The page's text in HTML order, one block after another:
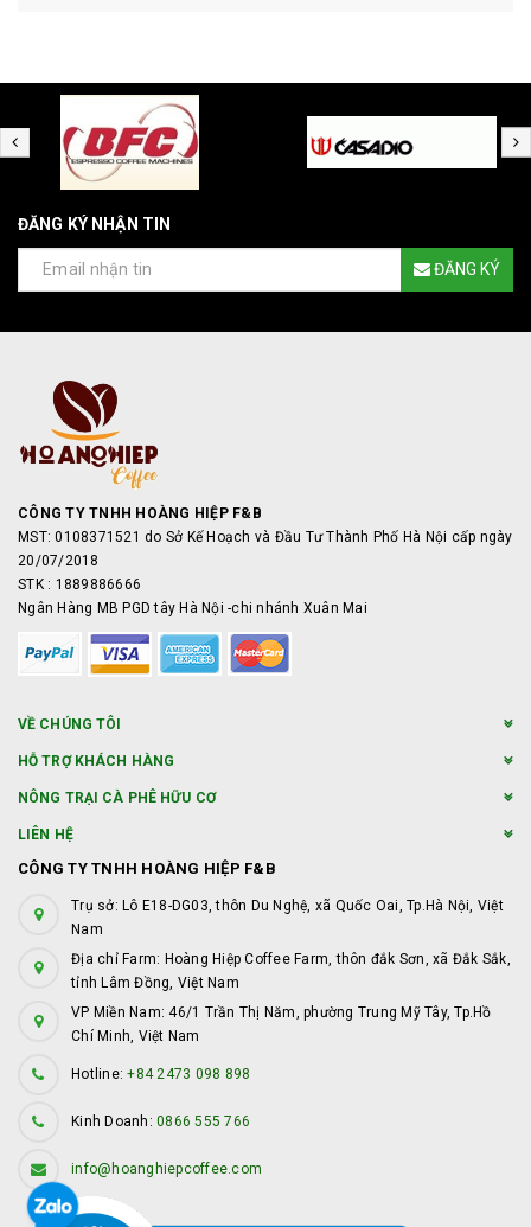
ĐĂNG KÝ NHẬN TIN
ĐĂNG KÝ
CÔNG TY TNHH HOÀNG HIỆP F&B
MST: 0108371521 do Sở Kế Hoạch và Đầu Tư Thành Phố Hà Nội cấp ngày
20/07/2018
STK : 1889886666
Ngân Hàng MB PGD tây Hà Nội -chi nhánh Xuân Mai
VỀ CHÚNG TÔI
HỖ TRỢ KHÁCH HÀNG
NÔNG TRẠI CÀ PHÊ HỮU CƠ
LIÊN HỆ
CÔNG TY TNHH HOÀNG HIỆP F&B
Trụ sở: Lô E18-DG03, thôn Du Nghệ, xã Quốc Oai, Tp.Hà Nội, Việt
Nam
Địa chỉ Farm: Hoàng Hiệp Coffee Farm, thôn đắk Sơn, xã Đắk Sắk,
tỉnh Lâm Đồng, Việt Nam
VP Miền Nam: 46/1 Trần Thị Năm, phường Trung Mỹ Tây, Tp.Hồ
Chí Minh, Việt Nam
Hotline:+84 2473 098 898
Kinh Doanh: 0866 555 766
info@hoanghiepcoffee.com